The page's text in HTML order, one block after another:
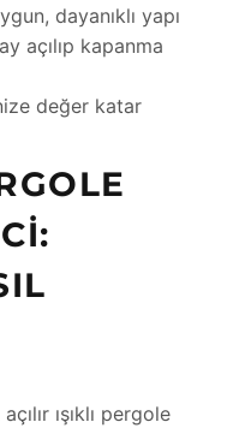
dayanıklı yapı
açılıp kapanma
değer katar
ışıklı pergole